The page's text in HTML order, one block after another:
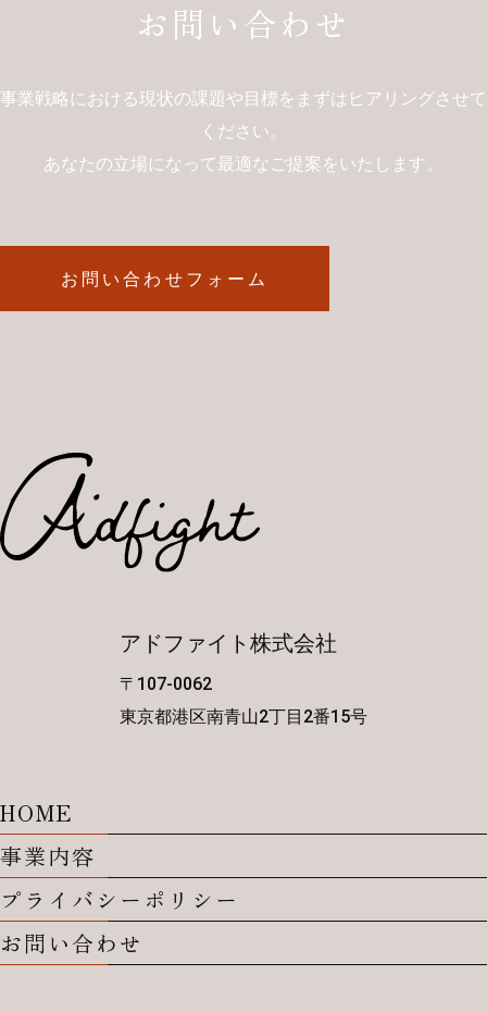
お問い合わせ
事業戦略における現状の課題や目標をまずはヒアリングさせて
ください。
あなたの立場になって最適なご提案をいたします。
お問い合わせフォーム
アドファイト株式会社
〒107-0062
東京都港区南青山2丁目2番15号
HOME
事業内容
プライバシーポリシー
お問い合わせ